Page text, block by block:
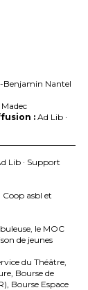
Benjamin Nantel
:Ad Lib ·
Lib · Support
Coop asbl et
le MOC
de jeunes
du Théâtre,
Bourse de
Bourse Espace